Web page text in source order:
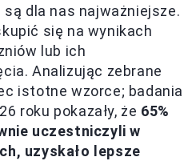
dla nas najważniejsze.
się na wynikach
lub ich
Analizując zebrane
istotne wzorce; badania
roku pokazały, że 65%
uczestniczyli w
uzyskało lepsze